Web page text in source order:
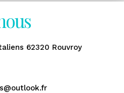
62320 Rouvroy